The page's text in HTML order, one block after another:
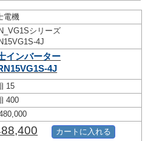
電機
シリーズ
4J
インバーター
4J
15
400
カートに入れる